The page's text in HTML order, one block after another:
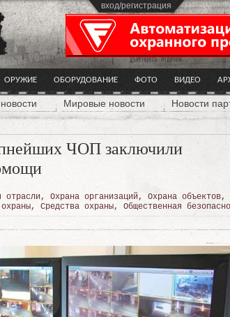
вход/регистрация
ОРУЖИЕ ОБОРУДОВАНИЕ ФОТО ВИДЕО
Мировые новости Новости
ЧОП заключили
отрасли, Охрана организаций, Охрана объектов,
, Средства охраны, Общественная